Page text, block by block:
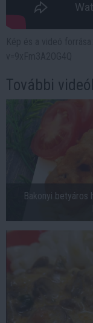
További
Bakonyi betyáros